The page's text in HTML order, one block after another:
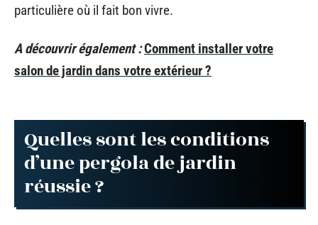
particulière où il fait bon vivre.
A découvrir également :Comment installer votre
salon de jardin dans votre extérieur ?
Quelles sont les conditions
d’une pergola de jardin
réussie ?